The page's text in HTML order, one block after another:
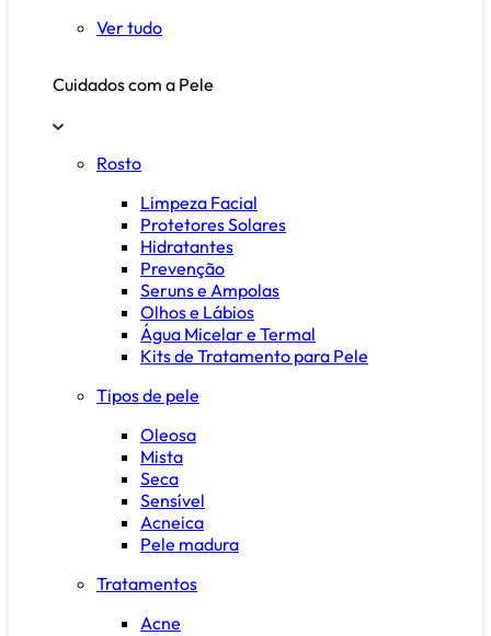
Ver tudo
Cuidados com a Pele
Rosto
Limpeza Facial
Protetores Solares
Hidratantes
Prevenção
Seruns e Ampolas
Olhos e Lábios
Água Micelar e Termal
Kits de Tratamento para Pele
Tipos de pele
Oleosa
Mista
Seca
Sensível
Acneica
Pele madura
Tratamentos
Acne